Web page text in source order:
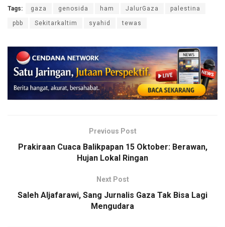
Tags: gaza genosida ham JalurGaza palestina
pbb Sekitarkaltim syahid tewas
Previous Post
Prakiraan Cuaca Balikpapan 15 Oktober: Berawan,
Hujan Lokal Ringan
Next Post
Saleh Aljafarawi, Sang Jurnalis Gaza Tak Bisa Lagi
Mengudara